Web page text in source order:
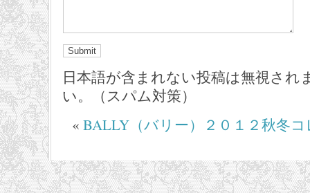
日本語が含まれない投稿は無視され
い。（スパム対策）
« BALLY（バリー）２０１２秋冬